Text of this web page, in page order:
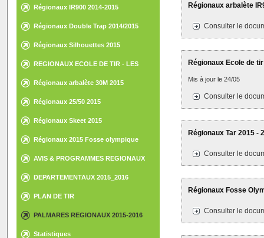
Régionaux IR900 2014-2015
Régionaux Double Trap 2014/2015
Régionaux Silhouettes 2015
REGIONAUX ECOLE DE TIR - LES
Régionaux arbalète 30M 2015
Régionaux 25/50 2015
Régionaux Skeet 2015
Régionaux 2015 Fosse olympique
AVIS & PROGRAMMES REGIONAUX
DEPARTEMENTAUX 2015_2016
PLAN DE TIR
PALMARES REGIONAUX 2015-2016
Statistiques
Régionaux arbalète
Consulter le
Régionaux Ecole de
Mis à jour le 24/05
Consulter le
Régionaux Tar 2015 -
Consulter le
Régionaux Fosse
Consulter le